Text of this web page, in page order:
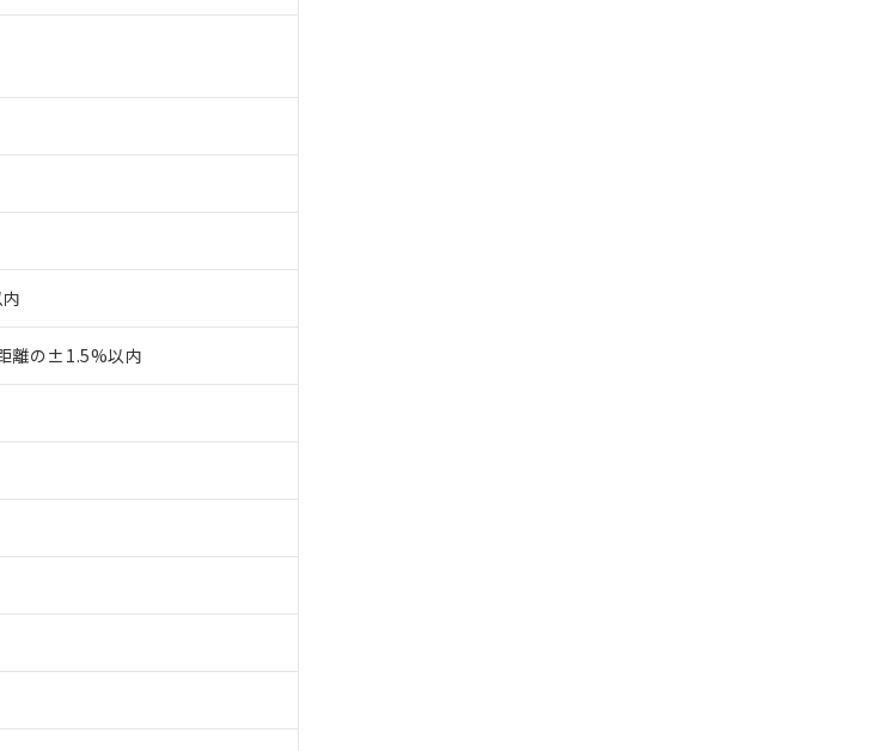
離の±1.5%以内
お取引先、またはお客様担当のオムロン制御機器販売店・
は「
の承諾なく第三者に漏洩または開示しないようお願いしま
ス）をご利用いただくには、I-Webメンバーズにご登録され
録された部品リストについて、当社および当社の共同利用者
共同利用に関して"
の「1.共同利用者の範囲」に記載されて
前後することがあります。
できます。
ので、過去に遡って非含有を証明するものではありません。
の対応では、対応完了までの期間は出荷製品に未対応品が
りました。
いることから、特段のことがない限り、2022年1月12日よ
以下であることを示します。
外部に漏えいし、環境に深刻な影響を及ぼさない年数を意
わせください。
合は、上記1、2および3の内容を当該第三者に通知します。
係者が違法に輸出するおそれがある場合は、取り引きをい
ださい)
を公開していない機種